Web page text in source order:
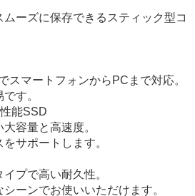
ーズに保存できるスティック型コ
スマートフォンからPCまで対応。
す。
能SSD
容量と高速度。
サポートします。
プで高い耐久性。
ーンでお使いいただけます。